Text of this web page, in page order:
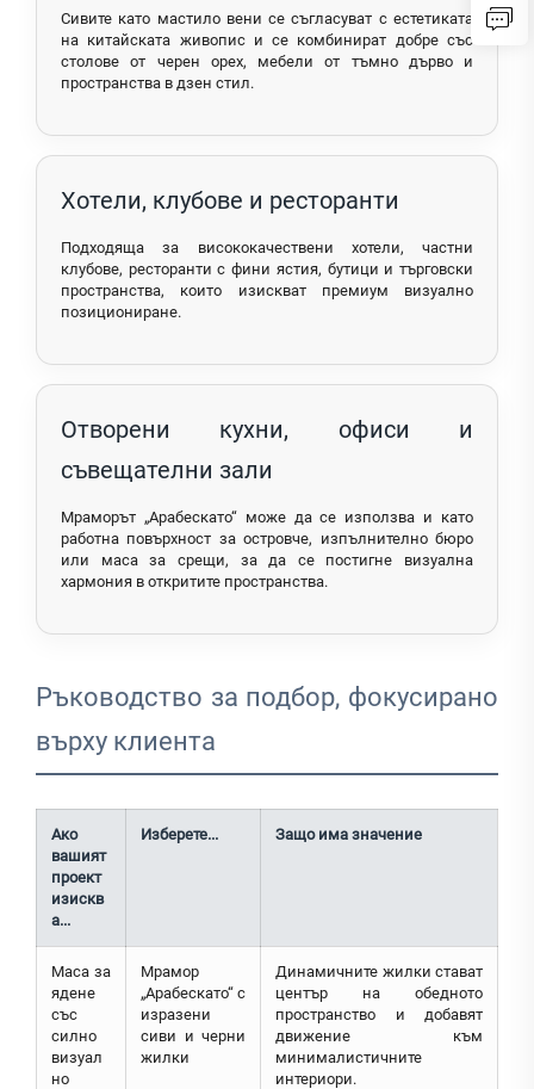
Сивите като мастило вени се съгласуват с естетиката
на китайската живопис и се комбинират добре със
столове от черен орех, мебели от тъмно дърво и
пространства в дзен стил.
Хотели, клубове и ресторанти
Подходяща за висококачествени хотели, частни
клубове, ресторанти с фини ястия, бутици и търговски
пространства, които изискват премиум визуално
позициониране.
Отворени кухни, офиси и
съвещателни зали
Мраморът „Арабескато“ може да се използва и като
работна повърхност за островче, изпълнително бюро
или маса за срещи, за да се постигне визуална
хармония в откритите пространства.
Ръководство за подбор, фокусирано
върху клиента
Ако
вашият
проект
изискв
а...
Изберете... Защо има значение
Маса за
ядене
със
силно
визуал
но
Мрамор
„Арабескато“ с
изразени
сиви и черни
жилки
Динамичните жилки стават
център на обедното
пространство и добавят
движение към
минималистичните
интериори.